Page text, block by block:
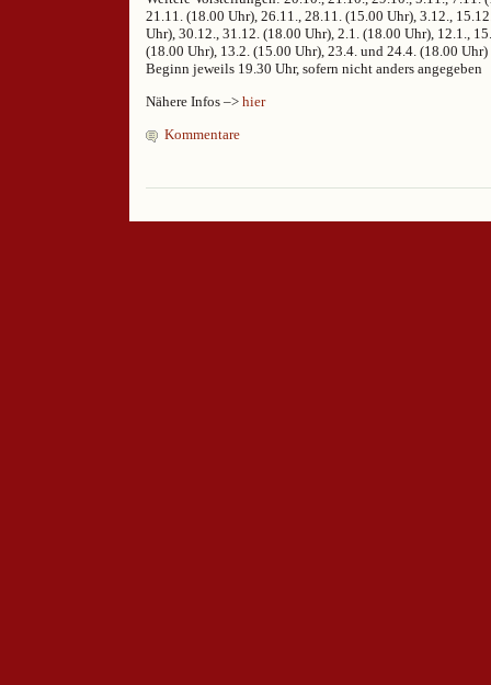
21.11. (18.00 Uhr), 26.11., 28.11. (15.00 Uhr), 3.12.,
Uhr), 30.12., 31.12. (18.00 Uhr), 2.1. (18.00 Uhr), 12.1.,
(18.00 Uhr), 13.2. (15.00 Uhr), 23.4. und 24.4. (18.00 Uhr)
Beginn jeweils 19.30 Uhr, sofern nicht anders angegeben
Nähere Infos –> hier
Kommentare